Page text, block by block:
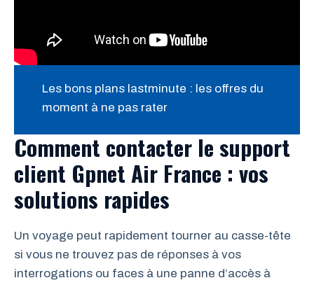
Les bons plans lastminute : les offres du
moment à ne pas rater
Comment contacter le support
client Gpnet Air France : vos
solutions rapides
Un voyage peut rapidement tourner au casse-tête
si vous ne trouvez pas de réponses à vos
interrogations ou faces à une panne d’accès à